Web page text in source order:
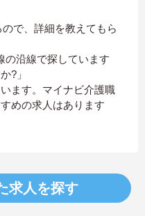
ので、詳細を教えてもら
の沿線で探しています
?」
ます。マイナビ介護職
めの求人はあります
求人を探す